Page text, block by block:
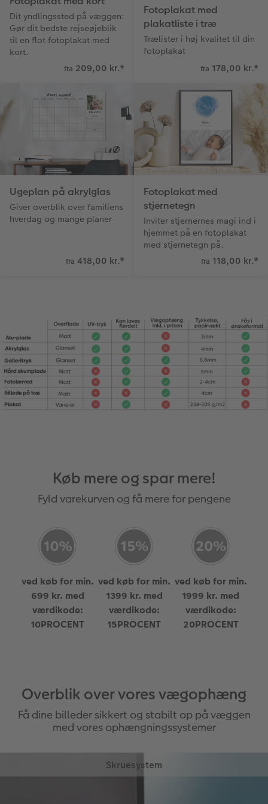
Dit yndlingssted på væggen:
Gør dit bedste rejseøjeblik
til en flot fotoplakat med
kort.
fra 209,00 kr.*
Fotoplakat med
plakatliste i træ
Trælister i høj kvalitet til din
fotoplakat
fra 178,00 kr.*
Ugeplan på akrylglas
Giver overblik over familiens
hverdag og mange planer
fra 418,00 kr.*
Fotoplakat med
stjernetegn
Inviter stjernernes magi ind i
hjemmet på en fotoplakat
med stjernetegn på.
fra 118,00 kr.*
Køb mere og spar mere!
Fyld varekurven og få mere for pengene
ved køb for min.
699 kr. med
værdikode:
10PROCENT
ved køb for min.
1399 kr. med
værdikode:
15PROCENT
ved køb for min.
1999 kr. med
værdikode:
20PROCENT
Overblik over vores vægophæng
Få dine billeder sikkert og stabilt op på væggen
med vores ophængningssystemer